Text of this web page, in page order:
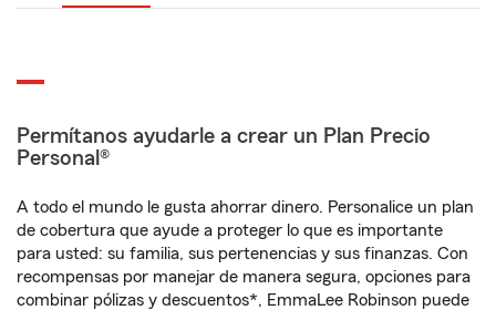
Permítanos ayudarle a crear un Plan Precio
Personal®
A todo el mundo le gusta ahorrar dinero. Personalice un plan
de cobertura que ayude a proteger lo que es importante
para usted: su familia, sus pertenencias y sus finanzas. Con
recompensas por manejar de manera segura, opciones para
combinar pólizas y descuentos*, EmmaLee Robinson puede